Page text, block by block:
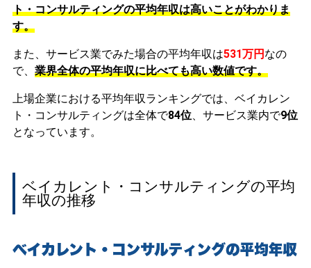
ト・コンサルティングの平均年収は高いことがわかりま
す。
また、サービス業でみた場合の平均年収は531万円 なの
で、 業界全体の平均年収に比べても高い数値です。
上場企業における平均年収ランキングでは、ベイカレン
ト・コンサルティングは全体で84位、サービス業内で9位
となっています。
ベイカレント・コンサルティングの平均
年収の推移